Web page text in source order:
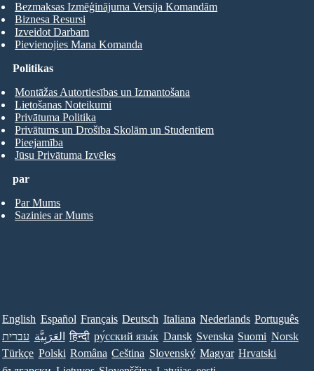
Bezmaksas Izmēģinājuma Versija Komandām
Biznesa Resursi
Izveidot Darbam
Pievienojies Mana Komanda
par
Par Mums
Sazinies ar Mums
Politikas
Montāžas Autortiesības un Izmantošana
Lietošanas Noteikumi
Privātuma Politika
Privātums un Drošība Skolām un Studentiem
Pieejamība
Jūsu Privātuma Izvēles
English Español Français Deutsch Italiana Nederlands Português
עברית العَرَبِيَّة हिन्दी ру́сский язы́к Dansk Svenska Suomi Norsk
Türkçe Polski Româna Ceština Slovenský Magyar Hrvatski